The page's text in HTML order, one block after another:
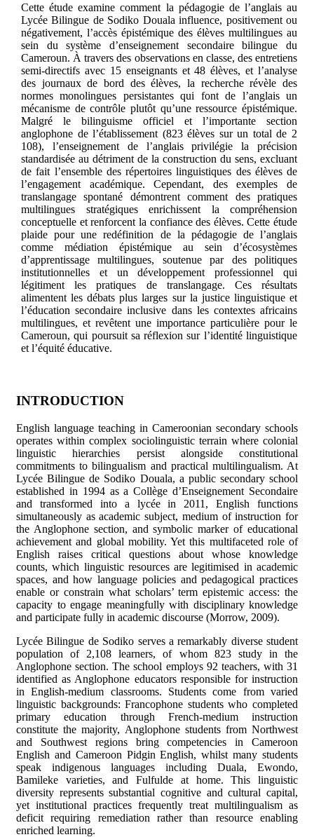
Cette étude examine comment la pédagogie de l’anglais au
Lycée Bilingue de Sodiko Douala influence, positivement ou
négativement, l’accès épistémique des élèves multilingues au
sein du système d’enseignement secondaire bilingue du
Cameroun. À travers des observations en classe, des entretiens
semi-directifs avec 15 enseignants et 48 élèves, et l’analyse
des journaux de bord des élèves, la recherche révèle des
normes monolingues persistantes qui font de l’anglais un
mécanisme de contrôle plutôt qu’une ressource épistémique.
Malgré le bilinguisme officiel et l’importante section
anglophone de l’établissement (823 élèves sur un total de 2
108), l’enseignement de l’anglais privilégie la précision
standardisée au détriment de la construction du sens, excluant
de fait l’ensemble des répertoires linguistiques des élèves de
l’engagement académique. Cependant, des exemples de
translangage spontané démontrent comment des pratiques
multilingues stratégiques enrichissent la compréhension
conceptuelle et renforcent la confiance des élèves. Cette étude
plaide pour une redéfinition de la pédagogie de l’anglais
comme médiation épistémique au sein d’écosystèmes
d’apprentissage multilingues, soutenue par des politiques
institutionnelles et un développement professionnel qui
légitiment les pratiques de translangage. Ces résultats
alimentent les débats plus larges sur la justice linguistique et
l’éducation secondaire inclusive dans les contextes africains
multilingues, et revêtent une importance particulière pour le
Cameroun, qui poursuit sa réflexion sur l’identité linguistique
et l’équité éducative.
INTRODUCTION
English language teaching in Cameroonian secondary schools
operates within complex sociolinguistic terrain where colonial
linguistic hierarchies persist alongside constitutional
commitments to bilingualism and practical multilingualism. At
Lycée Bilingue de Sodiko Douala, a public secondary school
established in 1994 as a Collège d’Enseignement Secondaire
and transformed into a lycée in 2011, English functions
simultaneously as academic subject, medium of instruction for
the Anglophone section, and symbolic marker of educational
achievement and global mobility. Yet this multifaceted role of
English raises critical questions about whose knowledge
counts, which linguistic resources are legitimised in academic
spaces, and how language policies and pedagogical practices
enable or constrain what scholars’ term epistemic access: the
capacity to engage meaningfully with disciplinary knowledge
and participate fully in academic discourse (Morrow, 2009).
Lycée Bilingue de Sodiko serves a remarkably diverse student
population of 2,108 learners, of whom 823 study in the
Anglophone section. The school employs 92 teachers, with 31
identified as Anglophone educators responsible for instruction
in English-medium classrooms. Students come from varied
linguistic backgrounds: Francophone students who completed
primary education through French-medium instruction
constitute the majority, Anglophone students from Northwest
and Southwest regions bring competencies in Cameroon
English and Cameroon Pidgin English, whilst many students
speak indigenous languages including Duala, Ewondo,
Bamileke varieties, and Fulfulde at home. This linguistic
diversity represents substantial cognitive and cultural capital,
yet institutional practices frequently treat multilingualism as
deficit requiring remediation rather than resource enabling
enriched learning.